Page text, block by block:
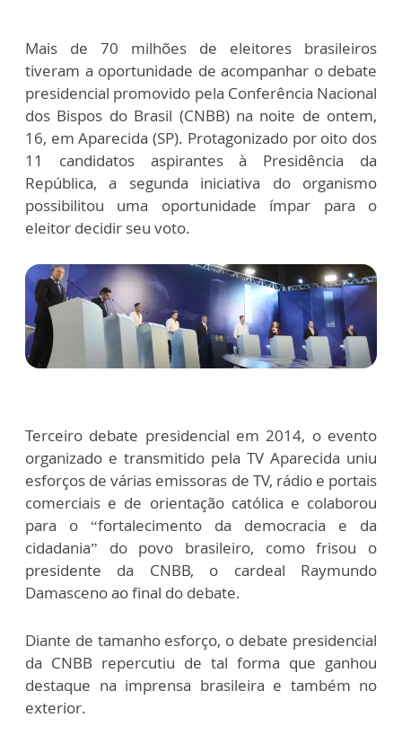
Mais de 70 milhões de eleitores brasileiros
tiveram a oportunidade de acompanhar o debate
presidencial promovido pela Conferência Nacional
dos Bispos do Brasil (CNBB) na noite de ontem,
16, em Aparecida (SP). Protagonizado por oito dos
11 candidatos aspirantes à Presidência da
República, a segunda iniciativa do organismo
possibilitou uma oportunidade ímpar para o
eleitor decidir seu voto.
Terceiro debate presidencial em 2014, o evento
organizado e transmitido pela TV Aparecida uniu
esforços de várias emissoras de TV, rádio e portais
comerciais e de orientação católica e colaborou
para o “fortalecimento da democracia e da
cidadania” do povo brasileiro, como frisou o
presidente da CNBB, o cardeal Raymundo
Damasceno ao final do debate.
Diante de tamanho esforço, o debate presidencial
da CNBB repercutiu de tal forma que ganhou
destaque na imprensa brasileira e também no
exterior.